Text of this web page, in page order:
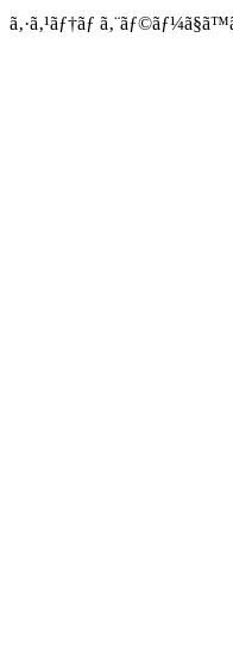
ã‚·ã‚¹ãƒ†ãƒ